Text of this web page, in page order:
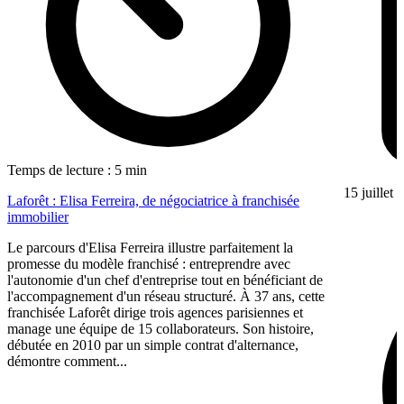
Temps de lecture : 5 min
Laforêt : Elisa Ferreira, de négociatrice à franchisée
immobilier
Le parcours d'Elisa Ferreira illustre parfaitement la
promesse du modèle franchisé : entreprendre avec
l'autonomie d'un chef d'entreprise tout en bénéficiant de
l'accompagnement d'un réseau structuré. À 37 ans, cette
franchisée Laforêt dirige trois agences parisiennes et
manage une équipe de 15 collaborateurs. Son histoire,
débutée en 2010 par un simple contrat d'alternance,
démontre comment...
15 juillet